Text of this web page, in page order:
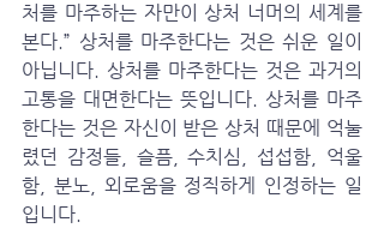
처를 마주하는 자만이 상처 너머의 세계를
본다.” 상처를 마주한다는 것은 쉬운 일이
아닙니다. 상처를 마주한다는 것은 과거의
고통을 대면한다는 뜻입니다. 상처를 마주
한다는 것은 자신이 받은 상처 때문에 억눌
렸던 감정들, 슬픔, 수치심, 섭섭함, 억울
함, 분노, 외로움을 정직하게 인정하는 일
입니다.